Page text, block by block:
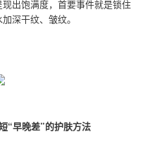
出饱满度，首要事件就是锁住
深干纹、皱纹。
“早晚差”的护肤方法